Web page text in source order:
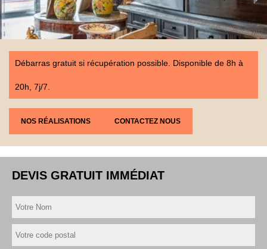
Débarras gratuit si récupération possible. Disponible de 8h à
20h, 7j/7.
NOS RÉALISATIONS CONTACTEZ NOUS
DEVIS GRATUIT IMMÉDIAT